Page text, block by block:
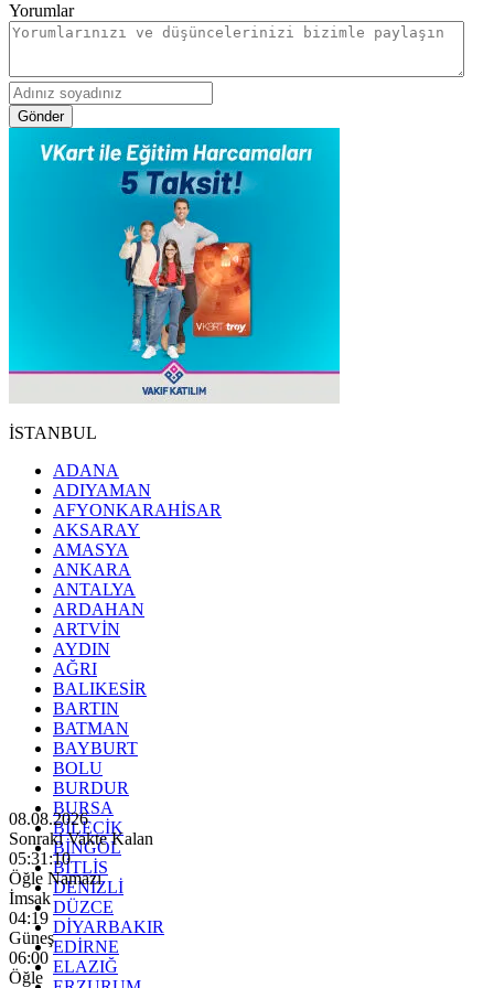
Yorumlar
Gönder
İSTANBUL
ADANA
ADIYAMAN
AFYONKARAHİSAR
AKSARAY
AMASYA
ANKARA
ANTALYA
ARDAHAN
ARTVİN
AYDIN
AĞRI
BALIKESİR
BARTIN
BATMAN
BAYBURT
BOLU
BURDUR
BURSA
BİLECİK
BİNGÖL
BİTLİS
DENİZLİ
DÜZCE
DİYARBAKIR
EDİRNE
ELAZIĞ
08.08.2026
Sonraki Vakte Kalan
05:31:09
Öğle Namazı
İmsak
04:19
Güneş
06:00
Öğle